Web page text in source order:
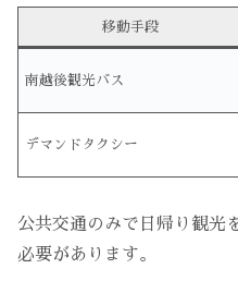
移動手段
南越後観光バス
デマンドタクシー
公共交通のみで日帰り観光
必要があります。